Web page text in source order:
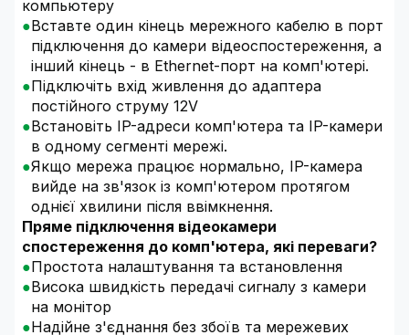
Вставте один кінець мережного кабелю в порт
підключення до камери відеоспостереження, а
інший кінець - в Ethernet-порт на комп'ютері.
Підключіть вхід живлення до адаптера
постійного струму 12V
Встановіть IP-адреси комп'ютера та IP-камери
в одному сегменті мережі.
Якщо мережа працює нормально, IP-камера
вийде на зв'язок із комп'ютером протягом
однієї хвилини після ввімкнення.
Пряме підключення відеокамери
спостереження до комп'ютера, які переваги?
Простота налаштування та встановлення
Висока швидкість передачі сигналу з камери
на монітор
Надійне з'єднання без збоїв та мережевих